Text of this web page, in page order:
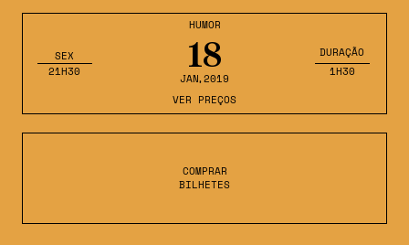
HUMOR
18
JAN,2019
SEX
21H30
DURAÇÃO
1H30
VER PREÇOS
COMPRAR
BILHETES